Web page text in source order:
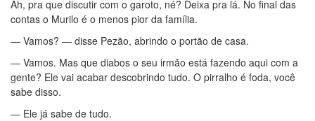
Ah, pra que discutir com o garoto, né? Deixa pra lá. No final das
contas o Murilo é o menos pior da família.
— Vamos? — disse Pezão, abrindo o portão de casa.
— Vamos. Mas que diabos o seu irmão está fazendo aqui com a
gente? Ele vai acabar descobrindo tudo. O pirralho é foda, você
sabe disso.
— Ele já sabe de tudo.